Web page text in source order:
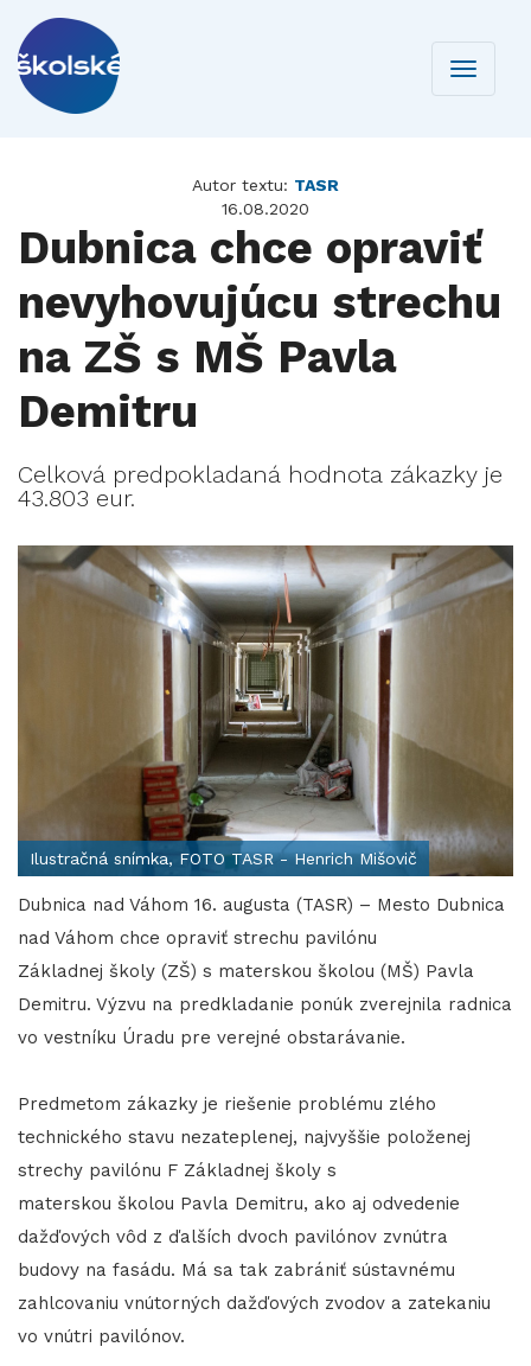
Toggle
Autor textu: TASR
16.08.2020
Dubnica chce opraviť
nevyhovujúcu strechu
na ZŠ s MŠ Pavla
Demitru
​​​​​​​Celková predpokladaná hodnota zákazky je
43.803 eur.
Ilustračná snímka, FOTO TASR - Henrich Mišovič
Dubnica nad Váhom 16. augusta (TASR) – Mesto Dubnica
nad Váhom chce opraviť strechu pavilónu
Základnej školy (ZŠ) s materskou školou (MŠ) Pavla
Demitru. Výzvu na predkladanie ponúk zverejnila radnica
vo vestníku Úradu pre verejné obstarávanie.
Predmetom zákazky je riešenie problému zlého
technického stavu nezateplenej, najvyššie položenej
strechy pavilónu F Základnej školy s
materskou školou Pavla Demitru, ako aj odvedenie
dažďových vôd z ďalších dvoch pavilónov zvnútra
budovy na fasádu. Má sa tak zabrániť sústavnému
zahlcovaniu vnútorných dažďových zvodov a zatekaniu
vo vnútri pavilónov.